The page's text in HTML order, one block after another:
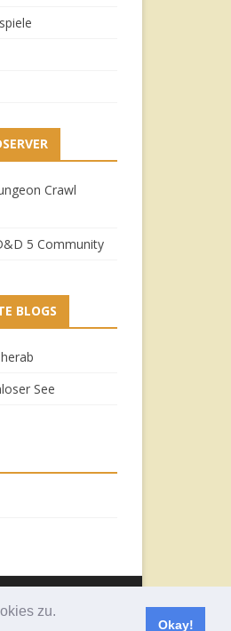
zu.
Okay!
Crawl
5 Community
BLOGS
See
byWordPress